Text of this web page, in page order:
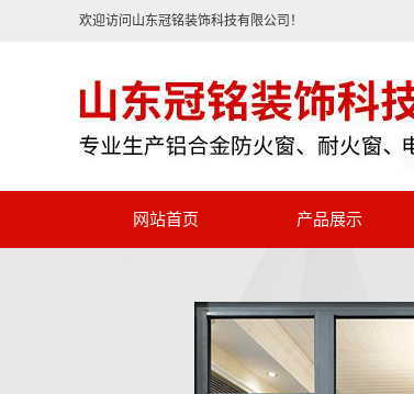
欢迎访问山东冠铭装饰科技有限公司！
网站首页
产品展示
铝合金防火窗
断桥铝合金门窗
钢制防火窗